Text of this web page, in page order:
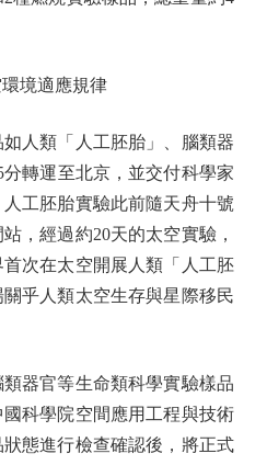
境適應規律
類「人工胚胎」、腦類器
轉運至北京，並交付科學家
工胚胎實驗此前隨天舟十號
，經過約20天的太空實驗，
次在太空開展人類「人工胚
乎人類太空生存與星際移民
官等生命類科學實驗樣品
科學院空間應用工程與技術
態進行檢查確認後，將正式